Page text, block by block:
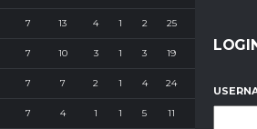
7 13 4 1 2 25
7 10 3 1 3 19 -3
7 7 2 1 4 24
7 4 1 1 5 11